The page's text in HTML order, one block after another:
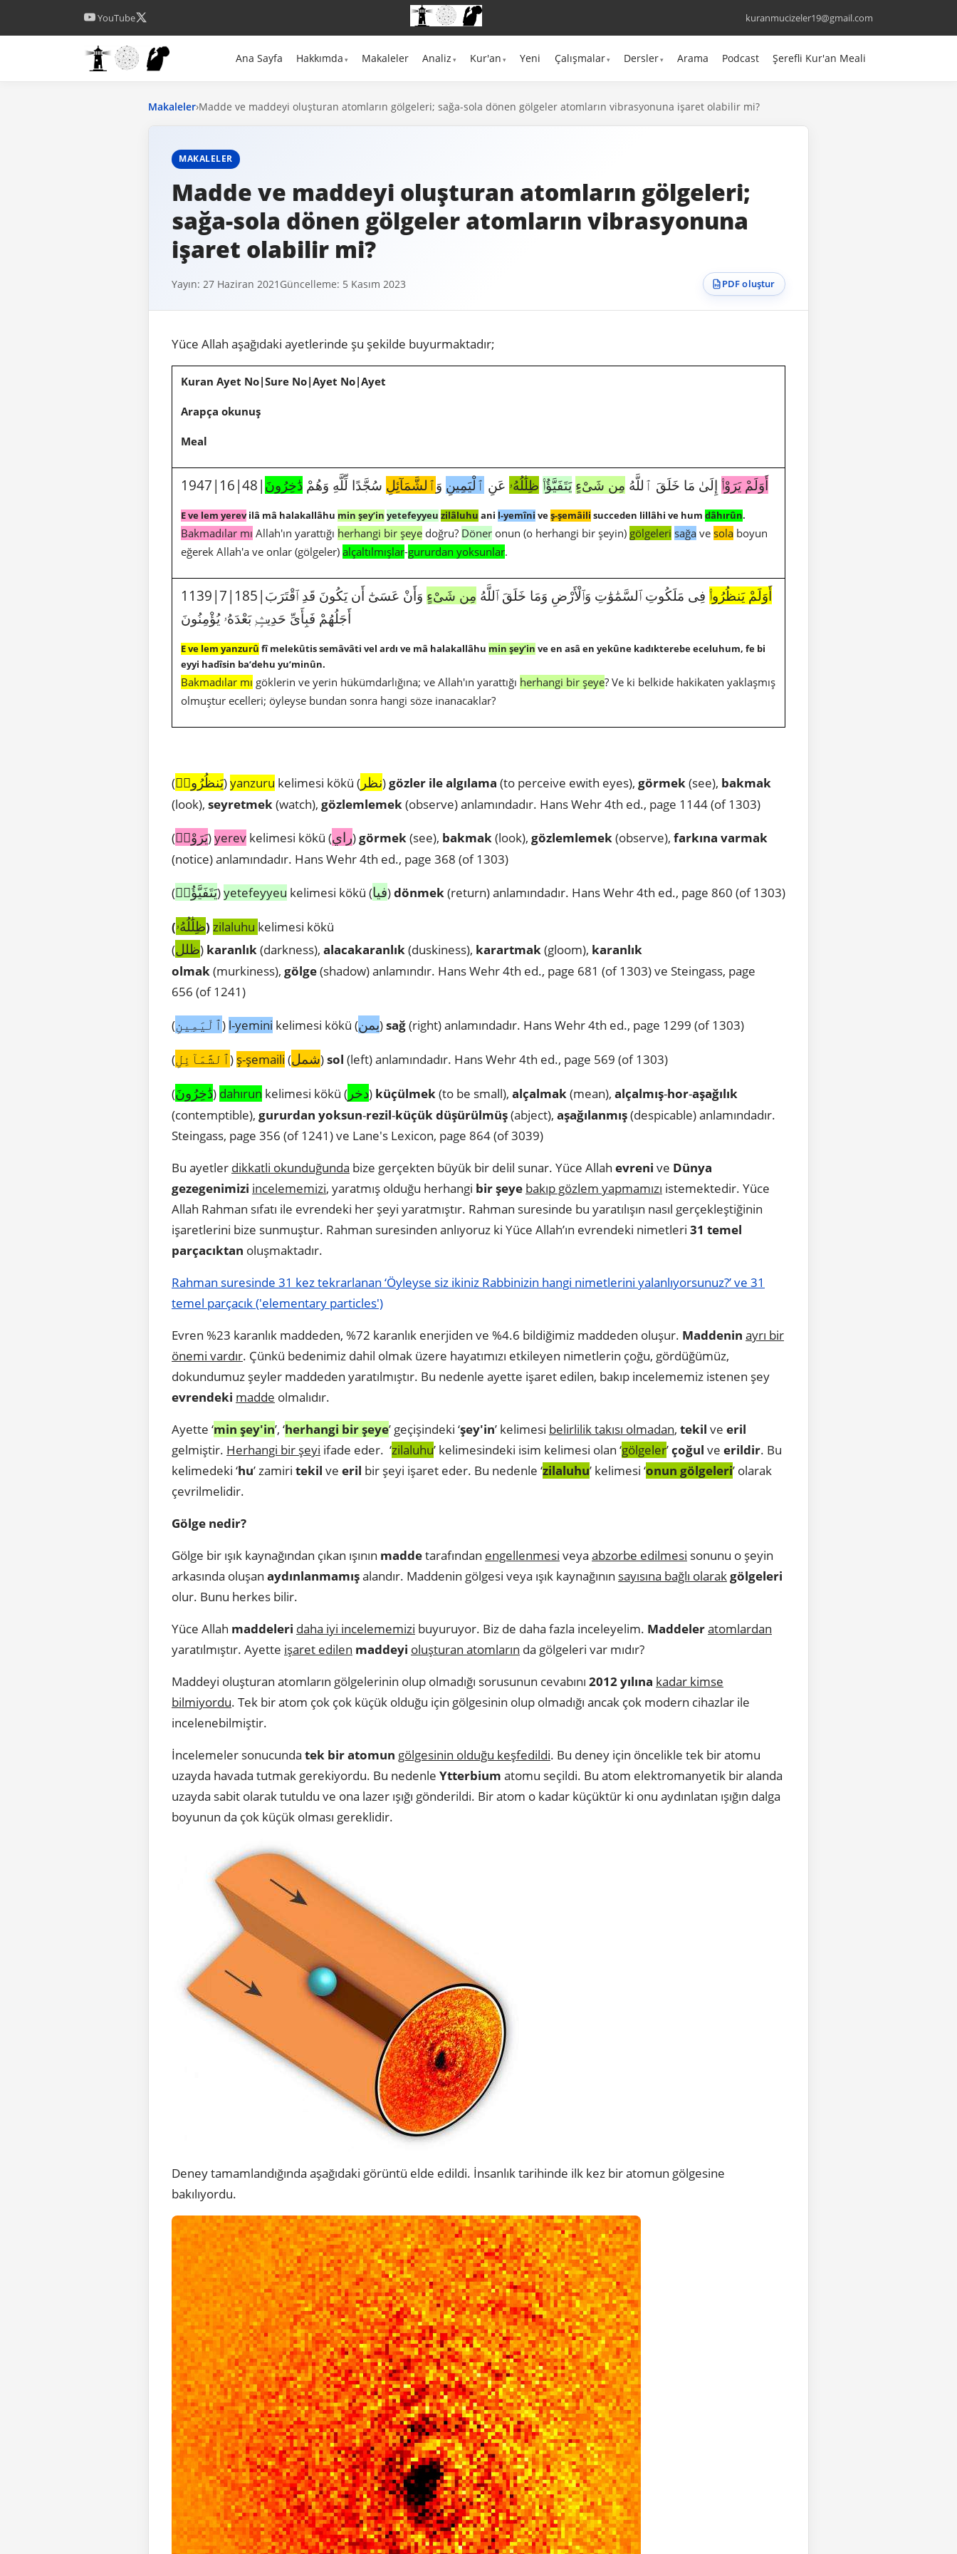
YouTube kuranmucizeler19@gmail.com
Ana Sayfa Hakkımda Makaleler Analiz Kur'an Yeni Çalışmalar Dersler Arama Podcast Şerefli Kur'an Meali
Makaleler›Madde ve maddeyi oluşturan atomların gölgeleri; sağa-sola dönen gölgeler atomların vibrasyonuna işaret olabilir mi?
MAKALELER
Madde ve maddeyi oluşturan atomların gölgeleri;
sağa-sola dönen gölgeler atomların vibrasyonuna
işaret olabilir mi?
Yayın: 27 Haziran 2021 Güncelleme: 5 Kasım 2023 PDF oluştur
Yüce Allah aşağıdaki ayetlerinde şu şekilde buyurmaktadır;
Kuran Ayet No|Sure No|Ayet No|Ayet
Arapça okunuş
Meal
1947|16|48| أَوَلَمْ يَرَوْا۟ إِلَىٰ مَا خَلَقَ ٱللَّهُ مِن شَىْءٍ يَتَفَيَّؤُا۟ ظِلَٰلُهُۥ عَنِ ٱلْيَمِينِ وَٱلشَّمَآئِلِ سُجَّدًا لِّلَّهِ وَهُمْ دَٰخِرُونَ
E ve lem yerevilâ mâ halakallâhu min şey’in yetefeyyeu zilâluhu ani l-yemîni veş-şemâili succeden lillâhi ve hum dâhırûn.
Bakmadılar mı Allah'ın yarattığı herhangi bir şeye doğru? Döner onun (o herhangi bir şeyin) gölgeleri sağa ve sola boyun
eğerek Allah'a ve onlar (gölgeler) alçaltılmışlar-gururdan yoksunlar.
1139|7|185| أَوَلَمْ يَنظُرُوا۟ فِى مَلَكُوتِ ٱلسَّمَٰوَٰتِ وَٱلْأَرْضِ وَمَا خَلَقَ ٱللَّهُ مِن شَىْءٍ وَأَنْ عَسَىٰٓ أَن يَكُونَ قَدِ ٱقْتَرَبَ
أَجَلُهُمْ فَبِأَىِّ حَدِيثٍۭ بَعْدَهُۥ يُؤْمِنُونَ
E ve lem yanzurû fî melekûtis semâvâti vel ardı ve mâ halakallâhu min şey’in ve en asâ en yekûne kadıkterebe eceluhum, fe bi
eyyi hadîsin ba’dehu yu’minûn.
Bakmadılar mı göklerin ve yerin hükümdarlığına; ve Allah'ın yarattığı herhangi bir şeye? Ve ki belkide hakikaten yaklaşmış
olmuştur ecelleri; öyleyse bundan sonra hangi söze inanacaklar?
(يَنظُرُوا۟)yanzuru kelimesi kökü ( نظر)gözler ile algılama (to perceive ewith eyes), görmek(see), bakmak
(look), seyretmek(watch), gözlemlemek(observe) anlamındadır. Hans Wehr 4th ed., page 1144 (of 1303)
(يَرَوْا۟)yerev kelimesi kökü (راي)görmek(see), bakmak(look), gözlemlemek(observe), farkına varmak
(notice) anlamındadır. Hans Wehr 4th ed., page 368 (of 1303)
(يَتَفَيَّؤُا۟)yetefeyyeu kelimesi kökü (فيا)dönmek(return) anlamındadır. Hans Wehr 4th ed., page 860 (of 1303)
(ظِلَٰلُهُۥ) zilaluhu kelimesi kökü
(ظلل) karanlık(darkness), alacakaranlık(duskiness), karartmak(gloom), karanlık
olmak(murkiness), gölge(shadow) anlamındır. Hans Wehr 4th ed., page 681 (of 1303) ve Steingass, page
656 (of 1241)
(ٱلْيَمِينِ) l-yemini kelimesi kökü (يمن)sağ(right) anlamındadır. Hans Wehr 4th ed., page 1299 (of 1303)
(ٱلشَّمَآئِلِ) ş-şemaili (شمل)sol (left) anlamındadır. Hans Wehr 4th ed., page 569 (of 1303)
(دَٰخِرُونَ) dahırun kelimesi kökü ( دخر) küçülmek(to be small), alçalmak(mean), alçalmış-hor-aşağılık
(contemptible), gururdan yoksun-rezil-küçük düşürülmüş(abject), aşağılanmış(despicable) anlamındadır.
Steingass, page 356 (of 1241) ve Lane's Lexicon, page 864 (of 3039)
Bu ayetler dikkatli okunduğunda bize gerçekten büyük bir delil sunar. Yüce Allah evreni ve Dünya
gezegenimizi incelememizi, yaratmış olduğu herhangi bir şeye bakıp gözlem yapmamızı istemektedir. Yüce
Allah Rahman sıfatı ile evrendeki her şeyi yaratmıştır. Rahman suresinde bu yaratılışın nasıl gerçekleştiğinin
işaretlerini bize sunmuştur. Rahman suresinden anlıyoruz ki Yüce Allah’ın evrendeki nimetleri 31 temel
parçacıktan oluşmaktadır.
Rahman suresinde 31 kez tekrarlanan ‘Öyleyse siz ikiniz Rabbinizin hangi nimetlerini yalanlıyorsunuz?’ ve 31
temel parçacık ('elementary particles')
Evren %23 karanlık maddeden, %72 karanlık enerjiden ve %4.6 bildiğimiz maddeden oluşur. Maddenin ayrı bir
önemi vardır. Çünkü bedenimiz dahil olmak üzere hayatımızı etkileyen nimetlerin çoğu, gördüğümüz,
dokundumuz şeyler maddeden yaratılmıştır. Bu nedenle ayette işaret edilen, bakıp incelememiz istenen şey
evrendeki madde olmalıdır.
Ayette ‘min şey'in’, ‘herhangi bir şeye’ geçişindeki ‘şey'in’ kelimesi belirlilik takısı olmadan, tekil ve eril
gelmiştir. Herhangi bir şeyi ifade eder. ‘zilaluhu’ kelimesindeki isim kelimesi olan ‘gölgeler’çoğul ve erildir. Bu
kelimedeki ‘hu’ zamiri tekil ve eril bir şeyi işaret eder. Bu nedenle ‘zilaluhu’ kelimesi ‘onun gölgeleri’ olarak
çevrilmelidir.
Gölge nedir?
Gölge bir ışık kaynağından çıkan ışının maddetarafından engellenmesi veya abzorbe edilmesi sonunu o şeyin
arkasında oluşan aydınlanmamışalandır. Maddenin gölgesi veya ışık kaynağının sayısına bağlı olarakgölgeleri
olur. Bunu herkes bilir.
Yüce Allah maddeleri daha iyi incelememizi buyuruyor. Biz de daha fazla inceleyelim. Maddeleratomlardan
yaratılmıştır. Ayette işaret edilen maddeyi oluşturan atomların da gölgeleri var mıdır?
Maddeyi oluşturan atomların gölgelerinin olup olmadığı sorusunun cevabını 2012 yılına kadar kimse
bilmiyordu. Tek bir atom çok çok küçük olduğu için gölgesinin olup olmadığı ancak çok modern cihazlar ile
incelenebilmiştir.
İncelemeler sonucunda tek bir atomun gölgesinin olduğu keşfedildi. Bu deney için öncelikle tek bir atomu
uzayda havada tutmak gerekiyordu. Bu nedenle Ytterbium atomu seçildi. Bu atom elektromanyetik bir alanda
uzayda sabit olarak tutuldu ve ona lazer ışığı gönderildi. Bir atom o kadar küçüktür ki onu aydınlatan ışığın dalga
boyunun da çok küçük olması gereklidir.
Deney tamamlandığında aşağıdaki görüntü elde edildi. İnsanlık tarihinde ilk kez bir atomun gölgesine
bakılıyordu.